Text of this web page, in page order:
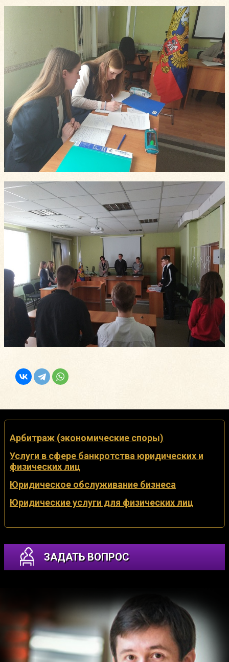
Арбитраж (экономические споры)
Услуги в сфере банкротства юридических и
физических лиц
Юридическое обслуживание бизнеса
Юридические услуги для физических лиц
ЗАДАТЬ ВОПРОС